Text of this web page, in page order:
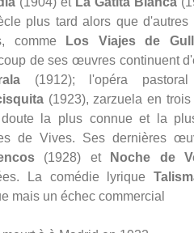
plus tard alors que
comme
Los Viajes de
de ses œuvres continuent
(1912); l'opéra
(1923), zarzuela en
la plus connue et la
de Vives. Ses dernières
(1928) et Noche de
La comédie lyrique
mais un échec commercial